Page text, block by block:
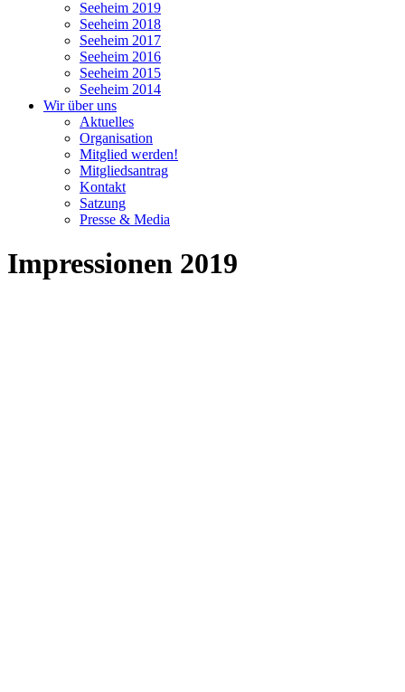
Seeheim 2019
Seeheim 2018
Seeheim 2017
Seeheim 2016
Seeheim 2015
Seeheim 2014
Wir über uns
Aktuelles
Organisation
Mitglied werden!
Mitgliedsantrag
Kontakt
Satzung
Presse & Media
Impressionen 2019